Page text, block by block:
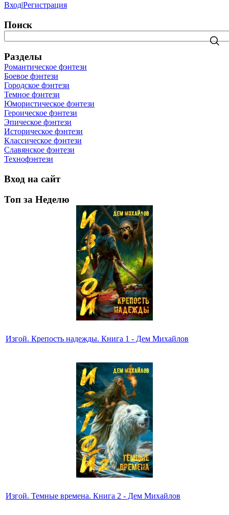
Вход|Регистрация
Поиск
Разделы
Романтическое фэнтези
Боевое фэнтези
Городское фэнтези
Темное фэнтези
Юмористическое фэнтези
Героическое фэнтези
Эпическое фэнтези
Историческое фэнтези
Классическое фэнтези
Славянское фэнтези
Технофэнтези
Вход на сайт
Топ за Неделю
Изгой. Крепость надежды. Книга 1 - Дем Михайлов
Изгой. Темные времена. Книга 2 - Дем Михайлов